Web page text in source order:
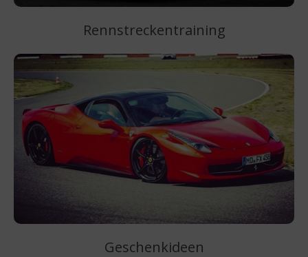
Rennstreckentraining
Geschenkideen